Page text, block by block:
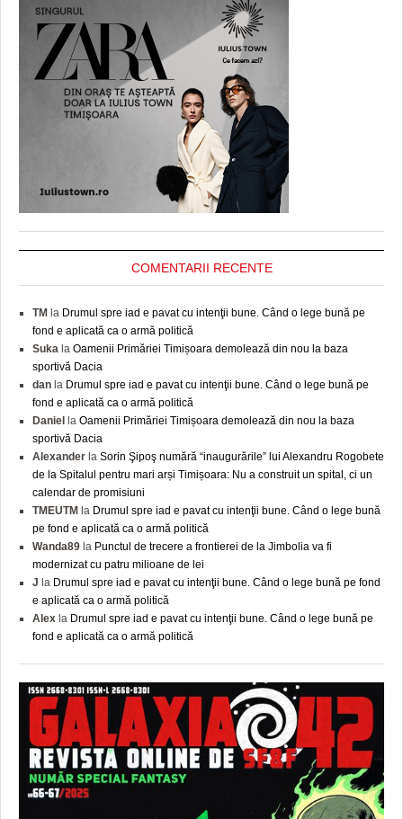
COMENTARII RECENTE
TM la Drumul spre iad e pavat cu intenţii bune. Când o lege bună pe
fond e aplicată ca o armă politică
Suka la Oamenii Primăriei Timișoara demolează din nou la baza
sportivă Dacia
dan la Drumul spre iad e pavat cu intenţii bune. Când o lege bună pe
fond e aplicată ca o armă politică
Daniel
la Oamenii Primăriei Timișoara demolează din nou la baza
sportivă Dacia
Alexander la Sorin Şipoş numără “inaugurările” lui Alexandru Rogobete
de la Spitalul pentru mari arși Timișoara: Nu a construit un spital, ci un
calendar de promisiuni
TMEUTM la Drumul spre iad e pavat cu intenţii bune. Când o lege bună
pe fond e aplicată ca o armă politică
Wanda89 la Punctul de trecere a frontierei de la Jimbolia va fi
modernizat cu patru milioane de lei
J la Drumul spre iad e pavat cu intenţii bune. Când o lege bună pe fond
e aplicată ca o armă politică
Alex la Drumul spre iad e pavat cu intenţii bune. Când o lege bună pe
fond e aplicată ca o armă politică